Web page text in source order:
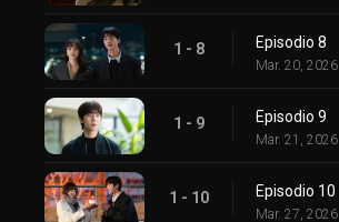
1 - 8 Episodio 8
Mar. 20, 2026
1 - 9 Episodio 9
Mar. 21, 2026
1 - 10 Episodio 10
Mar. 27, 2026